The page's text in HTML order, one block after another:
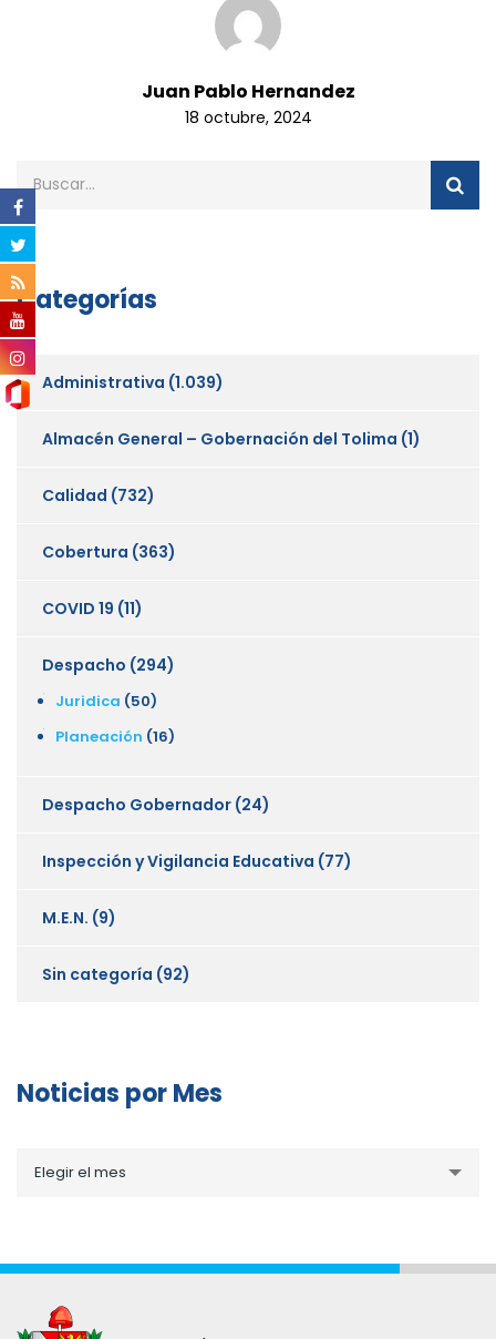
Juan Pablo Hernandez
18 octubre, 2024
Categorías
Administrativa (1.039)
Almacén General – Gobernación del Tolima (1)
Calidad (732)
Cobertura (363)
COVID 19 (11)
Despacho (294)
Juridica (50)
Planeación (16)
Despacho Gobernador (24)
Inspección y Vigilancia Educativa (77)
M.E.N. (9)
Sin categoría (92)
Noticias por Mes
porElegir el mes